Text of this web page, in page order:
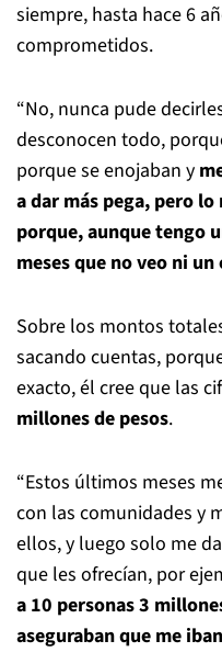
siempre, hasta hace 6
comprometidos.
“No, nunca pude
desconocen todo,
porque se enojaban y
a dar más pega, pero
porque, aunque tengo
meses que no veo ni
Sobre los montos
sacando cuentas,
exacto, él cree que las
millones de pesos.
“Estos últimos meses
con las comunidades y
ellos, y luego solo me
que les ofrecían, por
a 10 personas 3
aseguraban que me